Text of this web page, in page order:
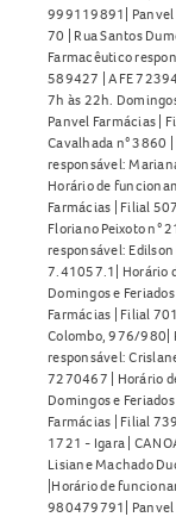
999119891| Panvel
70 | Rua Santos
Farmacêutico
589427 | AFE
7h às 22h.
Panvel Farmácias |
Cavalhada n° 3860
responsável:
Horário de
Farmácias | Filial
Floriano Peixoto n°
responsável:
7.41057.1| Horário
Domingos e
Farmácias | Filial
Colombo, 976/980|
responsável:
7270467 | Horário
Domingos e
Farmácias | Filial
1721 - Igara |
Lisiane Machado
|Horário de
980479791| Panvel